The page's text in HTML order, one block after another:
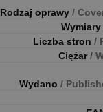
Rodzaj oprawy /
Wymiary
Liczba stron /
Ciężar/
Wydano /